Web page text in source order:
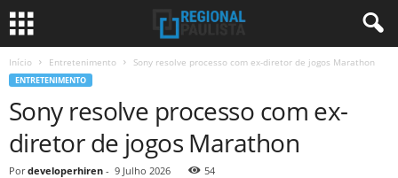
Início Entretenimento Sony resolve processo com ex-diretor de jogos Marathon
ENTRETENIMENTO
Sony resolve processo com ex-
diretor de jogos Marathon
Por developerhiren - 9 Julho 2026 54